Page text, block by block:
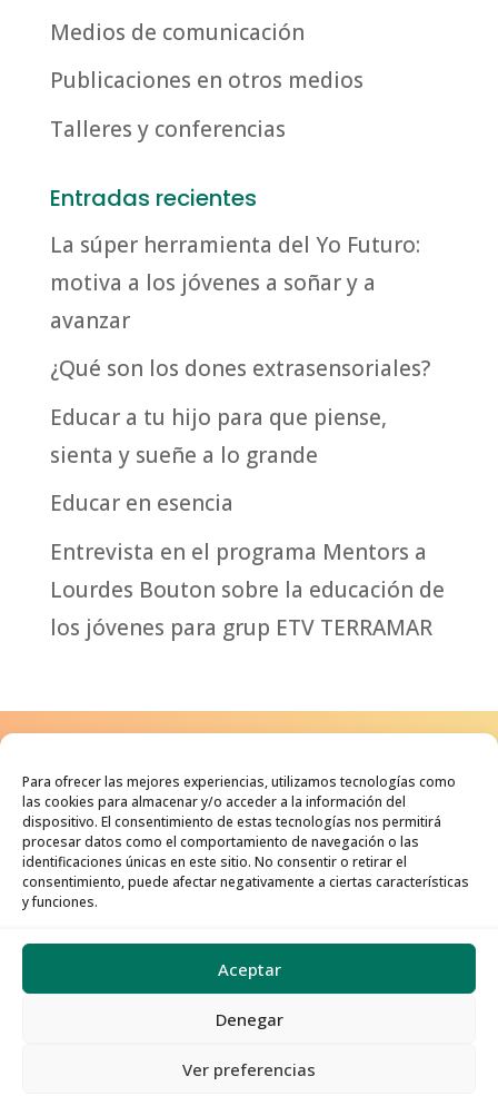
Para ofrecer las mejores experiencias, utilizamos tecnologías como
las cookies para almacenar y/o acceder a la información del
dispositivo. El consentimiento de estas tecnologías nos permitirá
procesar datos como el comportamiento de navegación o las
identificaciones únicas en este sitio. No consentir o retirar el
consentimiento, puede afectar negativamente a ciertas características
y funciones.
Aceptar
Denegar
Ver preferencias
Medios de comunicación
Publicaciones en otros medios
Talleres y conferencias
Entradas recientes
La súper herramienta del Yo Futuro:
motiva a los jóvenes a soñar y a
avanzar
¿Qué son los dones extrasensoriales?
Educar a tu hijo para que piense,
sienta y sueñe a lo grande
Educar en esencia
Entrevista en el programa Mentors a
Lourdes Bouton sobre la educación de
los jóvenes para grup ETV TERRAMAR
Un adolescente feliz será un
adulto sano, un adulto sano
puede mejorar el mundo.
AVISO LEGAL·POLÍTICA DE
POLÍTICA DE COOKIES